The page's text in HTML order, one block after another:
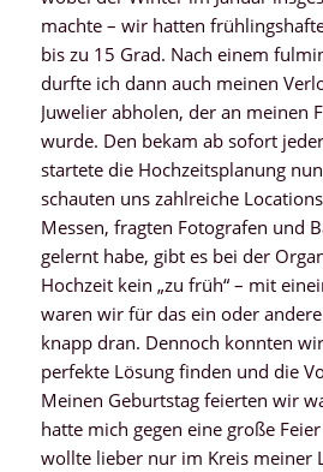
machte – wir hatten
bis zu 15 Grad. Nach einem
durfte ich dann auch meinen
Juwelier abholen, der an meinen
wurde. Den bekam ab sofort
startete die Hochzeitsplanung
schauten uns zahlreiche
Messen, fragten Fotografen und
gelernt habe, gibt es bei der
Hochzeit kein „zu früh“ – mit
waren wir für das ein oder
knapp dran. Dennoch konnten
perfekte Lösung finden und die
Meinen Geburtstag feierten wir
hatte mich gegen eine große
wollte lieber nur im Kreis meiner